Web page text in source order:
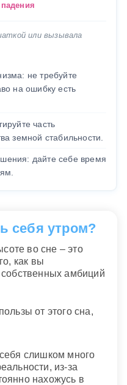
или вызывала
не требуйте
на ошибку есть
часть
земной стабильности.
дайте себе время
себя утром?
во сне – это
как вы
амбиций
от этого сна,
слишком много
из-за
нахожусь в